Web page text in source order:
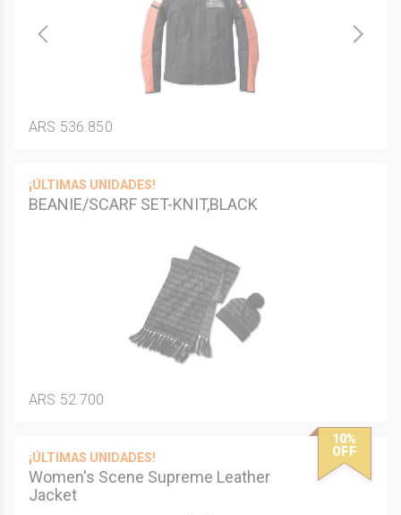
ARS 536.850
¡ÚLTIMAS UNIDADES!
BEANIE/SCARF SET-KNIT,BLACK
ARS 52.700
10%
OFF
¡ÚLTIMAS UNIDADES!
Women's Scene Supreme Leather
Jacket